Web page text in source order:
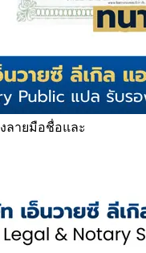
ลายมือชื่อและ